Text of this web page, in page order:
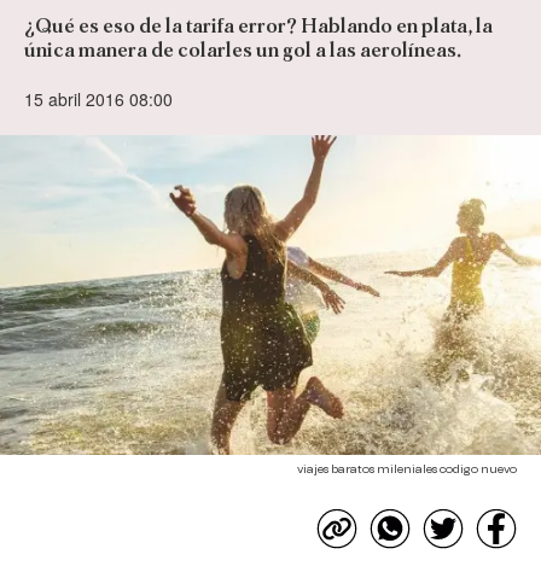
¿Qué es eso de la tarifa error? Hablando en plata, la
única manera de colarles un gol a las aerolíneas.
15 abril 2016 08:00
viajes baratos mileniales codigo nuevo